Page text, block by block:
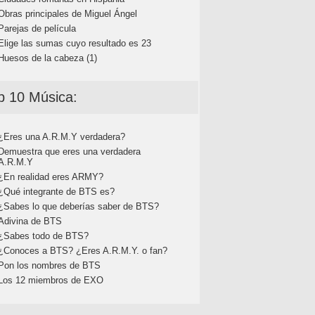
principales de Miguel Ángel
de película
las sumas cuyo resultado es 23
de la cabeza (1)
10 Música:
una A.R.M.Y verdadera?
que eres una verdadera
realidad eres ARMY?
integrante de BTS es?
lo que deberías saber de BTS?
de BTS
todo de BTS?
a BTS? ¿Eres A.R.M.Y. o fan?
los nombres de BTS
12 miembros de EXO